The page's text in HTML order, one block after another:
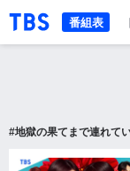
「TBSテ
番組表
#地獄の果てまで連れて